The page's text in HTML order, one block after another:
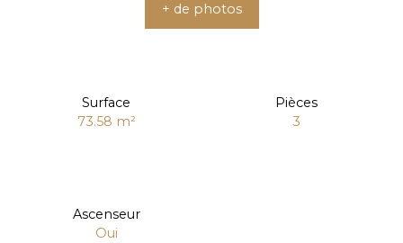
+ de photos
Surface
73.58 m²
Pièces
3
Ascenseur
Oui